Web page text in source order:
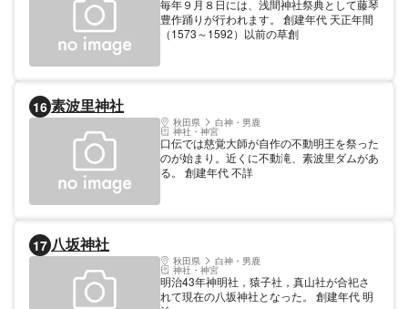
毎年９月８日には、浅間神社祭典として藤琴
豊作踊りが行われます。 創建年代 天正年間
（1573～1592）以前の草創
16 素波里神社
秋田県 白神・男鹿
神社・神宮
口伝では慈覚大師が自作の不動明王を祭った
のが始まり。近くに不動滝、素波里ダムがあ
る。 創建年代 不詳
17 八坂神社
秋田県 白神・男鹿
神社・神宮
明治43年神明社，猿子社，真山社が合祀さ
れて現在の八坂神社となった。 創建年代 明